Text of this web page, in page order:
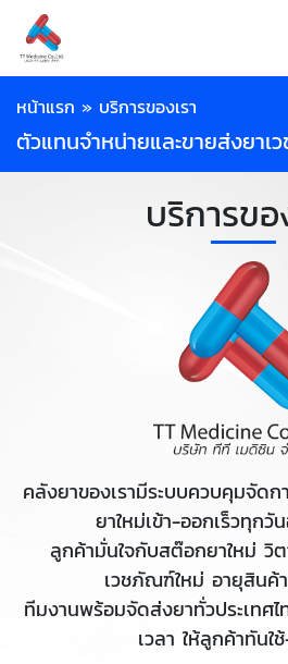
หน้าแรก » บริการของเรา
ตัวแทนจำหน่ายและขายส่งยา
บริการขอ
คลังยาของเรามีระบบควบคุมจัด
ยาใหม่เข้า-ออกเร็วทุกวั
ลูกค้ามั่นใจกับสต๊อกยาใหม่ วิ
เวชภัณฑ์ใหม่ อายุสินค้
ทีมงานพร้อมจัดส่งยาทั่วประเทศ
เวลา ให้ลูกค้าทันใ